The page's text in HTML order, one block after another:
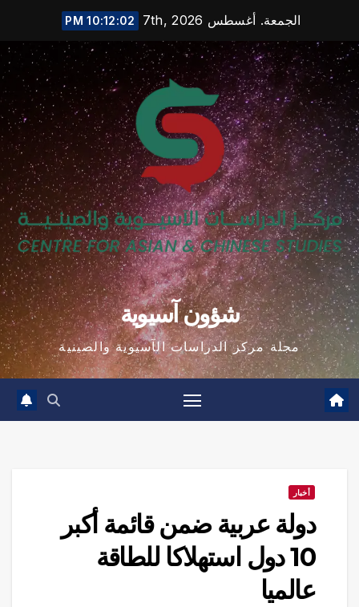
content
الجمعة. أغسطس 7th, 2026 10:12:02 PM
شؤون آسيوية
مجلة مركز الدراسات الآسيوية والصينية
أخبار
دولة عربية ضمن قائمة أكبر
10 دول استهلاكا للطاقة
عالميا